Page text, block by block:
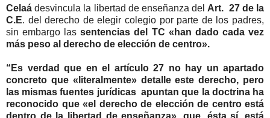
Celaá desvincula la libertad de enseñanza del Art. 27 de la
C.E. del derecho de elegir colegio por parte de los padres,
sin embargo lassentencias del TC «han dado cada vez
más peso al derecho de elección de centro».
“Es verdad que en el artículo 27 no hay un apartado
concreto que «literalmente» detalle este derecho, pero
las mismas fuentes jurídicas apuntan que la doctrina ha
reconocido que «el derecho de elección de centro está